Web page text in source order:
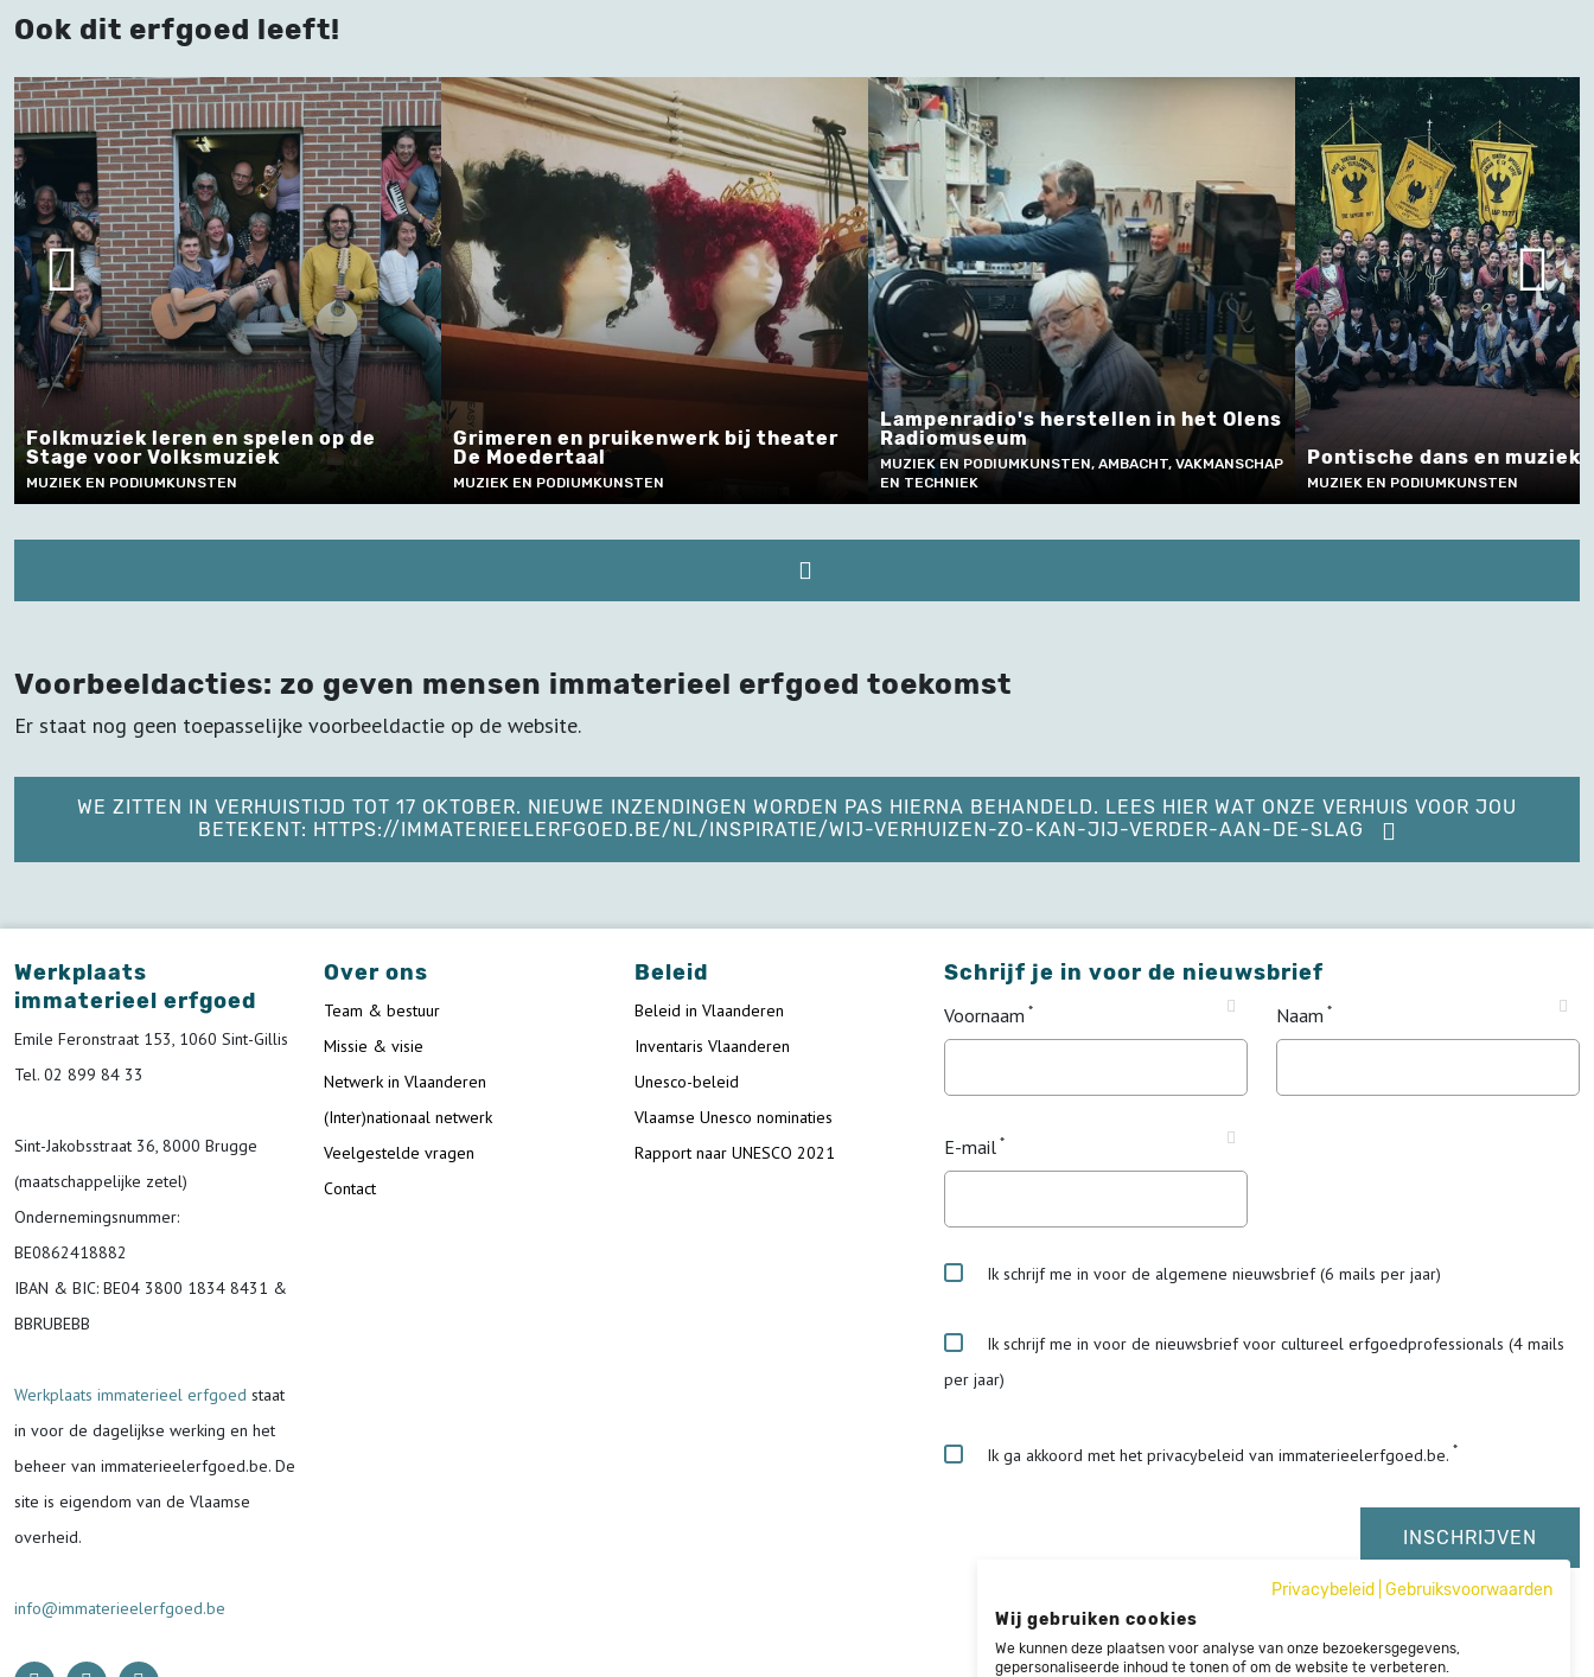
Ook dit erfgoed leeft!
leren en spelen op de
Volksmuziek
Grimeren en pruikenwerk bij theater
De Moedertaal
MUZIEK EN PODIUMKUNSTEN
Lampenradio's herstellen in het Olens
Radiomuseum
MUZIEK EN PODIUMKUNSTEN, AMBACHT, VAKMANSCHAP
Pontische dans en muziek
MUZIEK EN PODIUMKUNSTEN
Voorbeeldacties: zo geven mensen immaterieel erfgoed toekomst
Er staat nog geen toepasselijke voorbeeldactie op de website.
WE ZITTEN IN VERHUISTIJD TOT 17 OKTOBER. NIEUWE INZENDINGEN WORDEN PAS HIERNA BEHANDELD. LEES HIER WAT ONZE VERHUIS VOOR JOU
BETEKENT: HTTPS://IMMATERIEELERFGOED.BE/NL/INSPIRATIE/WIJ-VERHUIZEN-ZO-KAN-JIJ-VERDER-AAN-DE-SLAG
Werkplaats
immaterieel erfgoed
Emile Feronstraat 153, 1060 Sint-Gillis
Tel. 02 899 84 33
Sint-Jakobsstraat 36, 8000 Brugge
(maatschappelijke zetel)
Ondernemingsnummer:
BE0862418882
IBAN & BIC: BE04 3800 1834 8431 &
BBRUBEBB
Werkplaats immaterieel erfgoed staat
in voor de dagelijkse werking en het
beheer van immaterieelerfgoed.be. De
site is eigendom van de Vlaamse
overheid.
info@immaterieelerfgoed.be
Over ons
Team & bestuur
Missie & visie
Netwerk in Vlaanderen
(Inter)nationaal netwerk
Veelgestelde vragen
Contact
Beleid
Beleid in Vlaanderen
Inventaris Vlaanderen
Unesco-beleid
Vlaamse Unesco nominaties
Rapport naar UNESCO 2021
Schrijf je in voor de nieuwsbrief
Voornaam Naam
E-mail
Ik schrijf me in voor de algemene nieuwsbrief (6 mails per jaar)
Ik schrijf me in voor de nieuwsbrief voor cultureel erfgoedprofessionals (4 mails
per jaar)
Ik ga akkoord met het privacybeleid van immaterieelerfgoed.be.
Privacybeleid
Gebruiksvoorwaarden
Wij gebruiken cookies
We kunnen deze plaatsen voor analyse van onze bezoekersgegevens,
gepersonaliseerde inhoud te tonen of om de website te verbeteren.